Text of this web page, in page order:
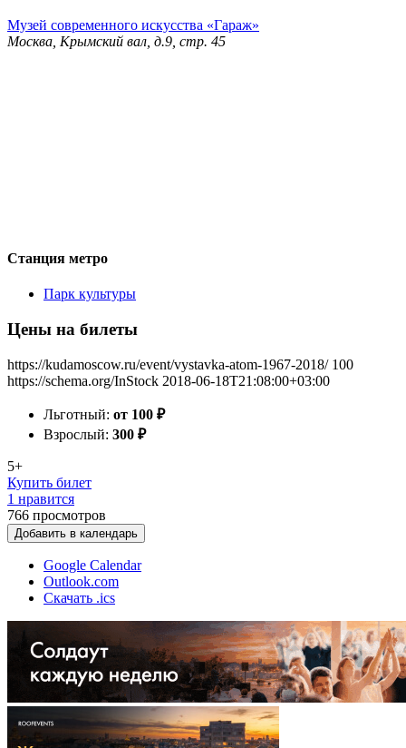
Музей современного искусства «Гараж»
Москва, Крымский вал, д.9, стр. 45
Станция метро
Парк культуры
Цены на билеты
https://kudamoscow.ru/event/vystavka-atom-1967-2018/ 100
https://schema.org/InStock 2018-06-18T21:08:00+03:00
Льготный: от 100 ₽
Взрослый: 300 ₽
5+
Купить билет
1 нравится
766 просмотров
Добавить в календарь
Google Calendar
Outlook.com
Скачать .ics